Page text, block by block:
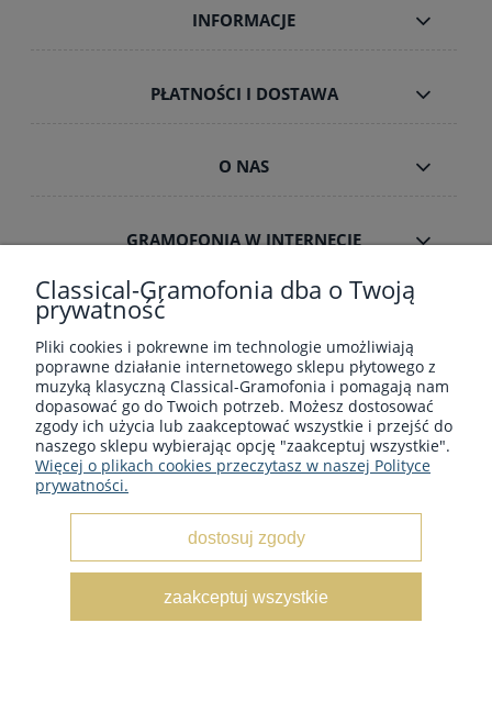
INFORMACJE
PŁATNOŚCI I DOSTAWA
O NAS
GRAMOFONIA W INTERNECIE
Płyty winylowe z muzyka klasyczną - Sklep płytowy
classical-gramofonia.com
Copyright © 2022 - 2026 CLASSICAL-GRAMOFONIA
pokaż pełną wersję strony
Sklep internetowy Shoper.pl
Classical-Gramofonia dba o Twoją
prywatność
Pliki cookies i pokrewne im technologie umożliwiają
poprawne działanie internetowego sklepu płytowego z
muzyką klasyczną Classical-Gramofonia i pomagają nam
dopasować go do Twoich potrzeb. Możesz dostosować
zgody ich użycia lub zaakceptować wszystkie i przejść do
naszego sklepu wybierając opcję "zaakceptuj wszystkie".
Więcej o plikach cookies przeczytasz w naszej Polityce
prywatności.
dostosuj zgody
zaakceptuj wszystkie